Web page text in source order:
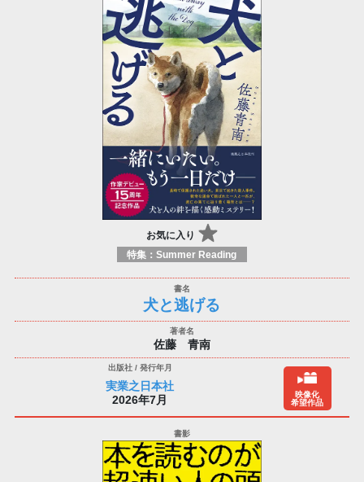
お気に入り
特集：Summer Reading
犬と逃げる
佐藤 青南
実業之日本社
2026年7月
映像化
希望作品